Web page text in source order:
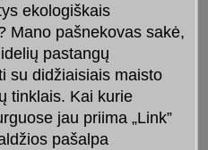
ekologiškais
Mano pašnekovas sakė,
pastangų
su didžiaisiais maisto
tinklais. Kai kurie
jau priima „Link”
pašalpa